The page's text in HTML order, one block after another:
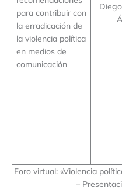
para contribuir con
la erradicación de
la violencia política
en medios de
comunicación
Foro virtual: «Violencia
–